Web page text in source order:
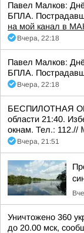
Павел Малков:
БПЛА.
на мой канал в
Вчера, 22:18
Павел Малков:
БПЛА.
Вчера, 22:18
БЕСПИЛОТНАЯ
области 21:40.
окнам. Тел.: 112.//
Вчера, 21:51
Уничтожено 360
до 20.00 мск,